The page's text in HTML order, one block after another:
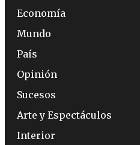
Economía
Mundo
País
Opinión
Sucesos
Arte y Espectáculos
Interior